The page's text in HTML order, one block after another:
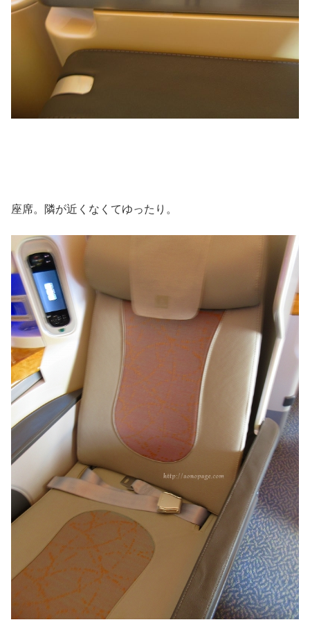
座席。隣が近くなくてゆったり。